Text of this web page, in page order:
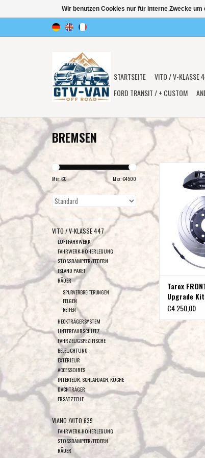
STARTSEITE VITO / V-KLASSE
FORD TRANSIT / + CUSTOM
BREMSEN
Min: €0 Max: €4500
VITO / V-KLASSE 447
LUFTFAHRWERK
FAHRWERK-HÖHERLEGUNG
STOSSDÄMPFER/FEDERN
ISLAND PAKET
RÄDER
SPURVERBREITERUNGEN
FELGEN
REIFEN
HECKTRÄGERSYSTEM
UNTERFAHRSCHUTZ
FAHRZEUGSPEZIFISCHE
BELEUCHTUNG
EXTÉRIEUR
ACCESSOIRES
INTERIEUR, SCHLAFDACH, KÜCHE
DACHTRÄGER
ERSATZTEILE
VIANO /VITO 639
FAHRWERK-HÖHERLEGUNG
STOSSDÄMPFER/FEDERN
RÄDER
Tarox FRONT
Mercedes
ZUM
Tarox
Upgrade
Sprinter
€4.250,00
Wir benutzen Cookies nur für interne Zwecke